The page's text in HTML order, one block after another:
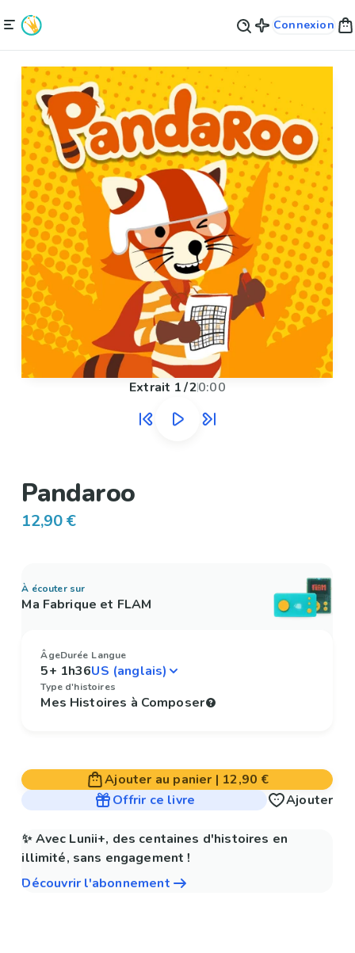
Connexion
Extrait 1/20:00
Pandaroo
12,90 €
À écouter sur
Ma Fabrique et FLAM
Âge
5+
Durée
1h36
Langue
Type d'histoires
Mes Histoires à Composer
Ajouter au panier | 12,90 €
Offrir ce livre
Ajouter
✨ Avec Lunii+, des centaines d'histoires en
illimité, sans engagement !
Découvrir l'abonnement